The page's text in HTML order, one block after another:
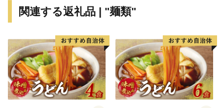
・お礼の品は、下松市外にお住まいの方に限りお届けし
・お礼の品のお届けには、1～2ヶ月程度かかることがあ
ります。
・お礼の品を受け取ることによる経済的利益について
は、一時所得に該当します。
・一回の寄附につき、お礼の品は最大10品までお選びい
関連する返礼品 | "麺類"